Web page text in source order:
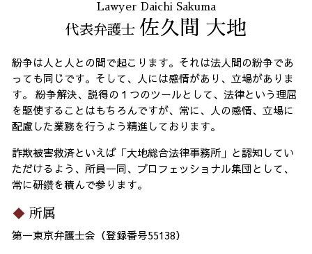
Lawyer Daichi Sakuma
代表弁護士 佐久間 大地
紛争は人と人との間で起こります。それは法人間の紛争であ
っても同じです。そして、人には感情があり、立場がありま
す。 紛争解決、説得の１つのツールとして、法律という理屈
を駆使することはもちろんですが、常に、人の感情、立場に
配慮した業務を行うよう精進しております。
詐欺被害救済といえば「大地総合法律事務所」と認知してい
ただけるよう、所員一同、プロフェッショナル集団として、
常に研鑽を積んで参ります。
所属
第一東京弁護士会（登録番号55138）